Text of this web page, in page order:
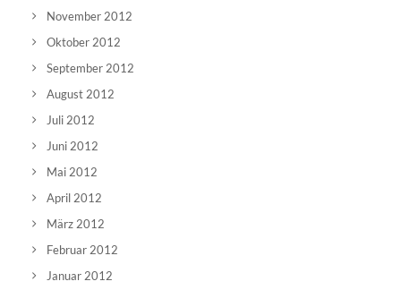
November 2012
Oktober 2012
September 2012
August 2012
Juli 2012
Juni 2012
Mai 2012
April 2012
März 2012
Februar 2012
Januar 2012